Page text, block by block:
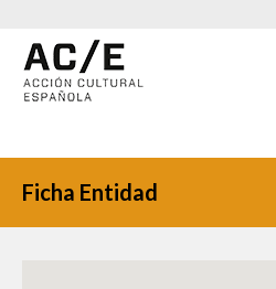
Ficha Entidad